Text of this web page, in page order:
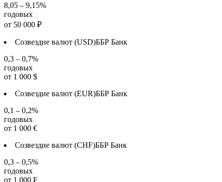
8,05 – 9,15%
годовых
от 50 000 ₽
Созвездие валют (USD)ББР Банк
0,3 – 0,7%
годовых
от 1 000 $
Созвездие валют (EUR)ББР Банк
0,1 – 0,2%
годовых
от 1 000 €
Созвездие валют (CHF)ББР Банк
0,3 – 0,5%
годовых
от 1 000 ₣